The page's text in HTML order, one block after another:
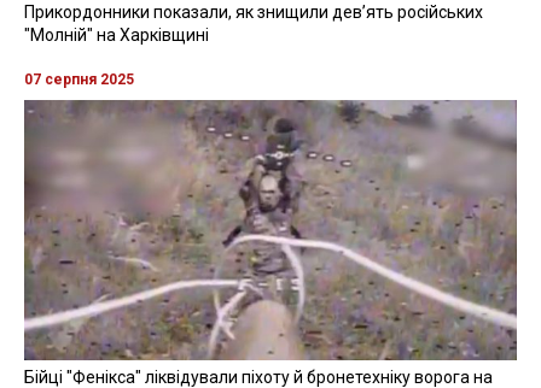
Прикордонники показали, як знищили девʼять російських
"Молній" на Харківщині
07 серпня 2025
Бійці "Фенікса" ліквідували піхоту й бронетехніку ворога на